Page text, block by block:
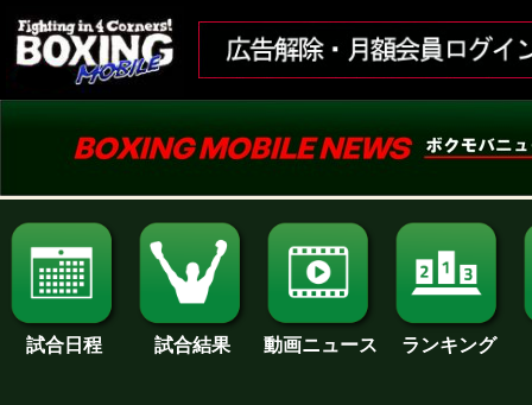
試合日程 試合結果 動画ニュース ランキング